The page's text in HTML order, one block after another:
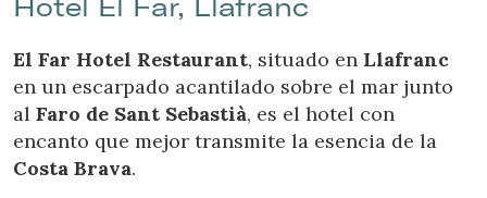
Hotel El Far, Llafranc
El Far Hotel Restaurant, situado en Llafranc
en un escarpado acantilado sobre el mar junto
al Faro de Sant Sebastià, es el hotel con
encanto que mejor transmite la esencia de la
Costa Brava.
relacionada con el perfil de navegación del usuario.